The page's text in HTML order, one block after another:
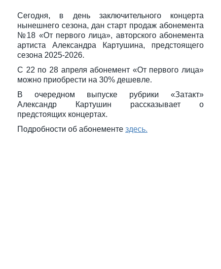
Сегодня, в день заключительного концерта
нынешнего сезона, дан старт продаж абонемента
№18 «От первого лица», авторского абонемента
артиста Александра Картушина, предстоящего
сезона 2025-2026.
С 22 по 28 апреля абонемент «От первого лица»
можно приобрести на 30% дешевле.
В очередном выпуске рубрики «Затакт»
Александр Картушин рассказывает о
предстоящих концертах.
Подробности об абонементе здесь.